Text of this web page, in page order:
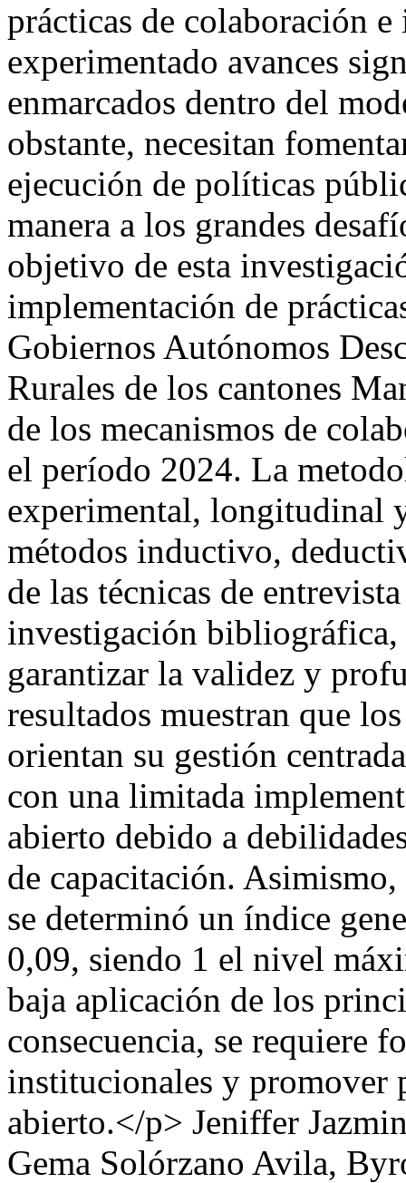
prácticas de colaboración
experimentado avances
enmarcados dentro del
obstante, necesitan
ejecución de políticas
manera a los grandes
objetivo de esta
implementación de
Gobiernos Autónomos
Rurales de los cantones
de los mecanismos de
el período 2024. La
experimental, longitudinal
métodos inductivo,
de las técnicas de
investigación bibliográfica,
garantizar la validez y
resultados muestran que
orientan su gestión
con una limitada
abierto debido a
de capacitación.
se determinó un índice
0,09, siendo 1 el nivel
baja aplicación de los
consecuencia, se requiere
institucionales y promover
abierto.</p> Jeniffer
Gema Solórzano Avila,